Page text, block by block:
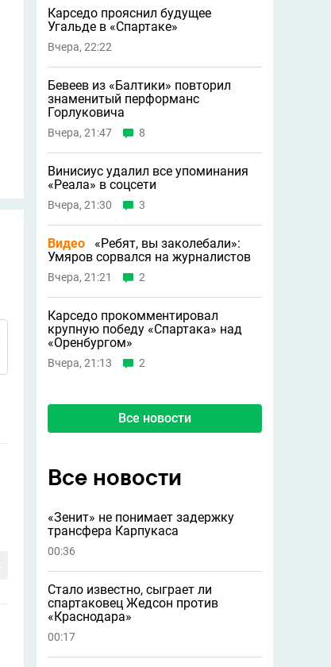
Карседо прояснил будущее
Угальде в «Спартаке»
Вчера, 22:22
Бевеев из «Балтики» повторил
знаменитый перформанс
Горлуковича
Вчера, 21:47 8
Винисиус удалил все упоминания
«Реала» в соцсети
Вчера, 21:30 3
Видео
«Ребят, вы заколебали»:
Умяров сорвался на журналистов
Вчера, 21:21 2
Карседо прокомментировал
крупную победу «Спартака» над
«Оренбургом»
Вчера, 21:13 2
Все новости
Все новости
«Зенит» не понимает задержку
трансфера Карпукаса
00:36
Стало известно, сыграет ли
спартаковец Жедсон против
«Краснодара»
00:17